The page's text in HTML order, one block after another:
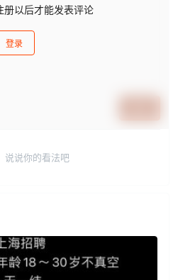
册以后才能发表评论
登录
说说你的看法吧